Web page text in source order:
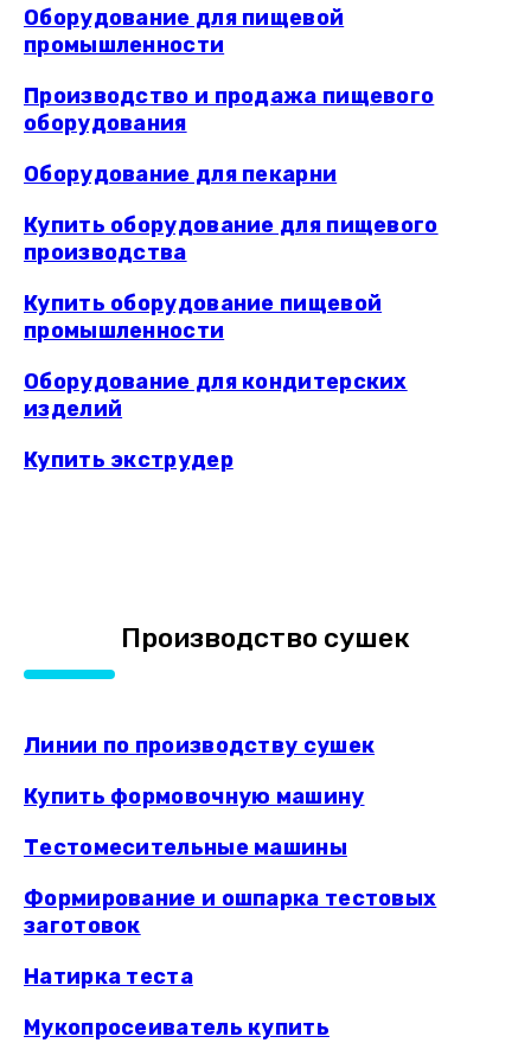
Оборудование для пищевой
промышленности
Производство и продажа пищевого
оборудования
Оборудование для пекарни
Купить оборудование для пищевого
производства
Купить оборудование пищевой
промышленности
Оборудование для кондитерских
изделий
Купить экструдер
Производство сушек
Линии по производству сушек
Купить формовочную машину
Тестомесительные машины
Формирование и ошпарка тестовых
заготовок
Натирка теста
Мукопросеиватель купить